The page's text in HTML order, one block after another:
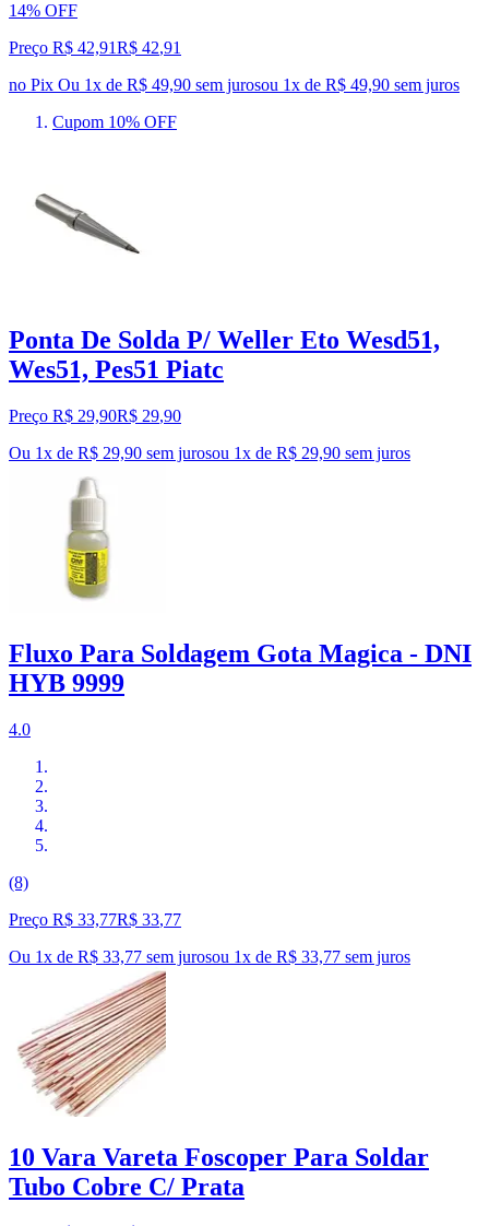
14% OFF
Preço R$ 42,91R$ 42,91
no Pix Ou 1x de R$ 49,90 sem jurosou 1x de R$ 49,90 sem juros
Cupom 10% OFF
Ponta De Solda P/ Weller Eto Wesd51,
Wes51, Pes51 Piatc
Preço R$ 29,90R$ 29,90
Ou 1x de R$ 29,90 sem jurosou 1x de R$ 29,90 sem juros
Fluxo Para Soldagem Gota Magica - DNI
HYB 9999
4.0
(8)
Preço R$ 33,77R$ 33,77
Ou 1x de R$ 33,77 sem jurosou 1x de R$ 33,77 sem juros
10 Vara Vareta Foscoper Para Soldar
Tubo Cobre C/ Prata